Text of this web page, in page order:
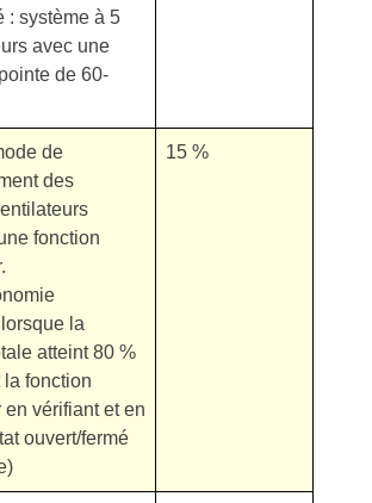
: système à 5
avec une
de 60-
de
des
fonction
la
atteint 80 %
fonction
vérifiant et en
ouvert/fermé
15 %